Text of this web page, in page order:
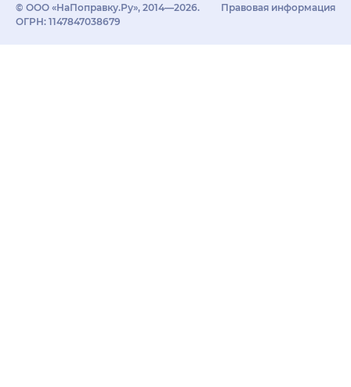
© ООО «НаПоправку.Ру», 2014—2026.
ОГРН: 1147847038679
Правовая информация